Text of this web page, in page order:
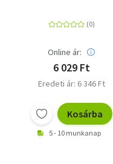
Online ár:
6 029 Ft
Eredeti ár: 6 346 Ft
Kosárba
5 - 10 munkanap